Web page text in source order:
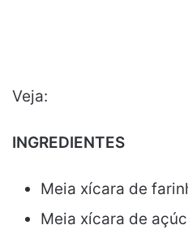
Veja:
INGREDIENTES
Meia xícara de
Meia xícara de